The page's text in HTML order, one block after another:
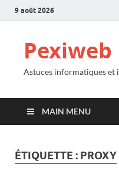
9 août 2026
Pexiweb
Astuces informatiques et
MAIN MENU
ÉTIQUETTE : PROXY